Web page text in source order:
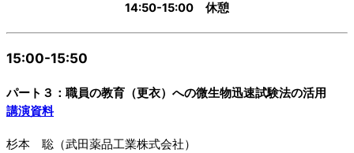
14:50-15:00 休憩
15:00-15:50
パート３：職員の教育（更衣）への微生物迅速試験法の活用
講演資料
杉本 聡（武田薬品工業株式会社）